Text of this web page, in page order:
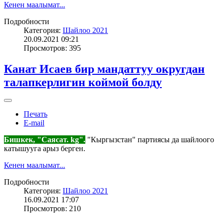
Кенен маалымат...
Подробности
Категория: Шайлоо 2021
20.09.2021 09:21
Просмотров: 395
Канат Исаев бир мандаттуу округдан
талапкерлигин коймой болду
Печать
E-mail
Бишкек, "Саясат. kg". "Кыргызстан" партиясы да шайлоого
катышууга арыз берген.
Кенен маалымат...
Подробности
Категория: Шайлоо 2021
16.09.2021 17:07
Просмотров: 210